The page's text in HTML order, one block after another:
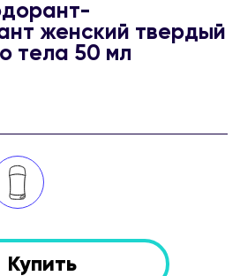
женский твердый
тела 50 мл
Купить